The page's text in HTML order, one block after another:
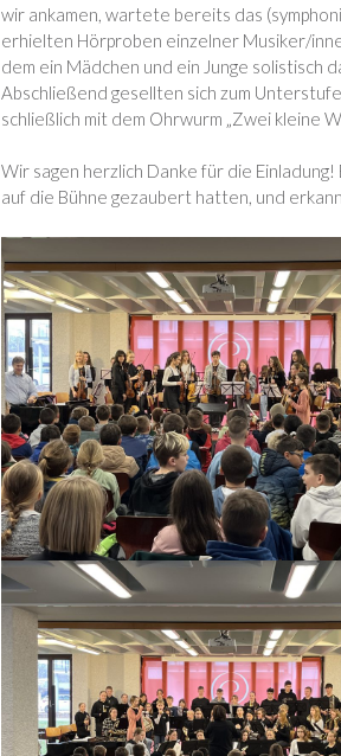
wir ankamen, wartete bereits das
erhielten Hörproben einzelner Musiker/
dem ein Mädchen und ein Junge solistisch
Abschließend gesellten sich zum
schließlich mit dem Ohrwurm „Zwei kleine
Wir sagen herzlich Danke für die
auf die Bühne gezaubert hatten, und